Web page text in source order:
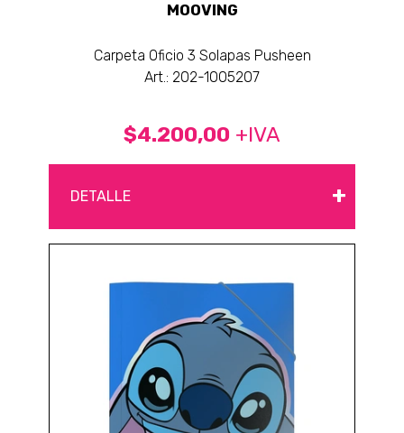
MOOVING
Carpeta Oficio 3 Solapas Pusheen
Art.: 202-1005207
$4.200,00 +IVA
DETALLE +